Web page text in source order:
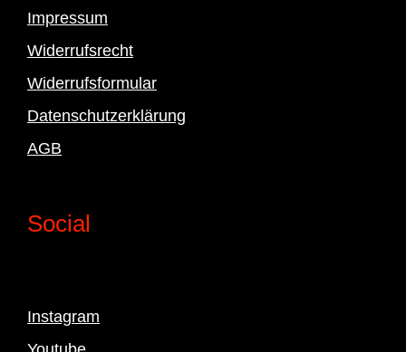
Impressum
Widerrufsrecht
Widerrufsformular
Datenschutzerklärung
AGB
Social
Instagram